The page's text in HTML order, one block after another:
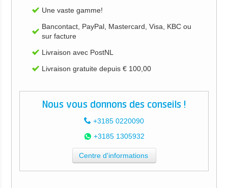
Une vaste gamme!
Bancontact, PayPal, Mastercard, Visa, KBC ou
sur facture
Livraison avec PostNL
Livraison gratuite depuis € 100,00
Nous vous donnons des conseils !
+3185 0220090
+3185 1305932
Centre d'informations